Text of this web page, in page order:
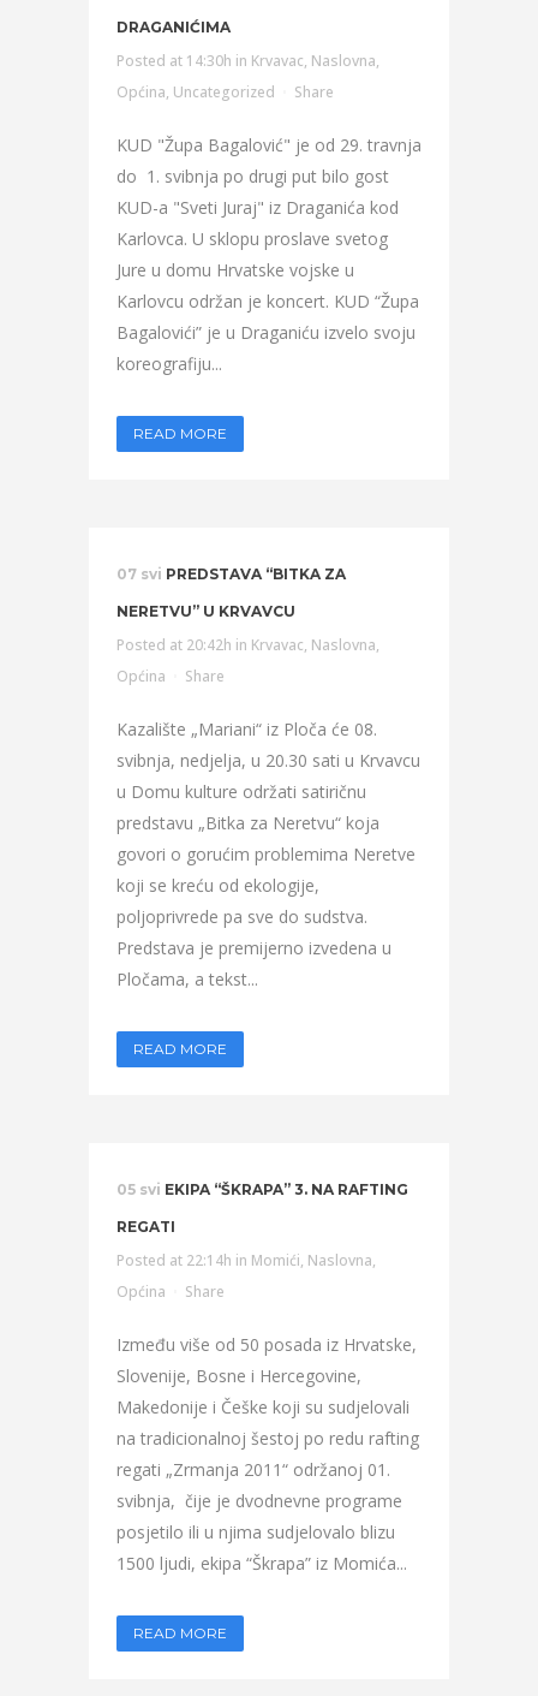
DRAGANIĆIMA
Posted at 14:30h in Krvavac, Naslovna,
Općina, Uncategorized Share
KUD "Župa Bagalović" je od 29. travnja
do 1. svibnja po drugi put bilo gost
KUD-a "Sveti Juraj" iz Draganića kod
Karlovca. U sklopu proslave svetog
Jure u domu Hrvatske vojske u
Karlovcu održan je koncert. KUD “Župa
Bagalovići” je u Draganiću izvelo svoju
koreografiju...
READ MORE
07 svi PREDSTAVA “BITKA ZA
NERETVU” U KRVAVCU
Posted at 20:42h in Krvavac, Naslovna,
Općina
Share
Kazalište „Mariani“ iz Ploča će 08.
svibnja, nedjelja, u 20.30 sati u Krvavcu
u Domu kulture održati satiričnu
predstavu „Bitka za Neretvu“ koja
govori o gorućim problemima Neretve
koji se kreću od ekologije,
poljoprivrede pa sve do sudstva.
Predstava je premijerno izvedena u
Pločama, a tekst...
READ MORE
05 svi EKIPA “ŠKRAPA” 3. NA RAFTING
REGATI
Posted at 22:14h in Momići, Naslovna,
Općina
Share
Između više od 50 posada iz Hrvatske,
Slovenije, Bosne i Hercegovine,
Makedonije i Češke koji su sudjelovali
na tradicionalnoj šestoj po redu rafting
regati „Zrmanja 2011“ održanoj 01.
svibnja, čije je dvodnevne programe
posjetilo ili u njima sudjelovalo blizu
1500 ljudi, ekipa “Škrapa” iz Momića...
READ MORE